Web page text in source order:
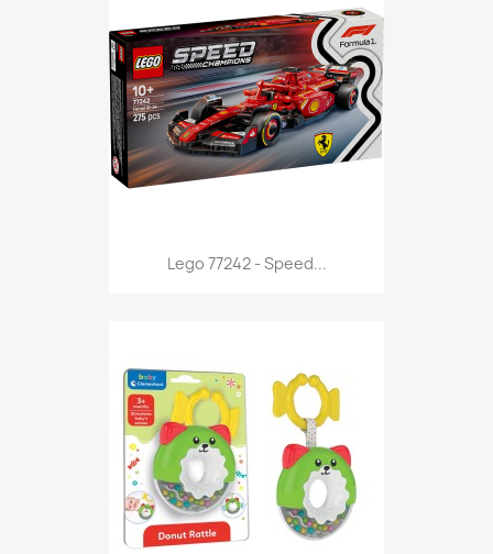
Anteprima
Lego 77242 - Speed...